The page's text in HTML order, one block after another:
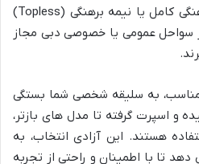
مد نظر قرار گیرد، پرهیز از برهنگی کامل یا نیمه برهنگی (Topless)
سواحل عمومی یا خصوصی دبی مجاز
مناسب، به سلیقه شخصی شما بستگی
و اسپرت گرفته تا مدل های بازتر،
هستند. این آزادی انتخاب، به
دهد تا با اطمینان و راحتی از تجربه